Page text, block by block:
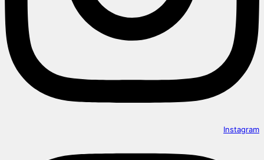
Instagram